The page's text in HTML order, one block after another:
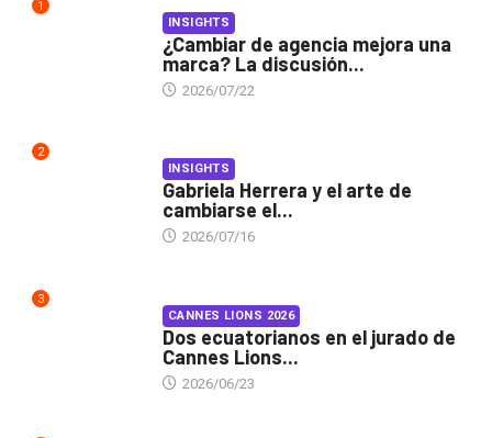
1
INSIGHTS
¿Cambiar de agencia mejora una
marca? La discusión...
2026/07/22
2
INSIGHTS
Gabriela Herrera y el arte de
cambiarse el...
2026/07/16
3
CANNES LIONS 2026
Dos ecuatorianos en el jurado de
Cannes Lions...
2026/06/23